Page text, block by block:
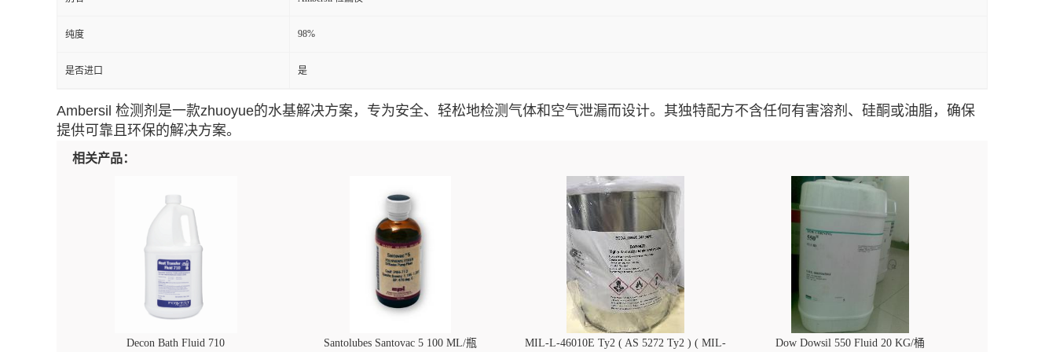
纯度 98%
是否进口 是
Ambersil 检测剂是一款zhuoyue的水基解决方案，专为安全、轻松地检测气体和空气泄漏而设计。其独特配方不含任何有害溶剂、硅酮或油脂，确保
提供可靠且环保的解决方案。
相关产品：
Decon Bath Fluid 710 Santolubes Santovac 5 100 ML/瓶 MIL-L-46010E Ty2 ( AS 5272 Ty2 ) ( MIL- Dow Dowsil 550 Fluid 20 KG/桶